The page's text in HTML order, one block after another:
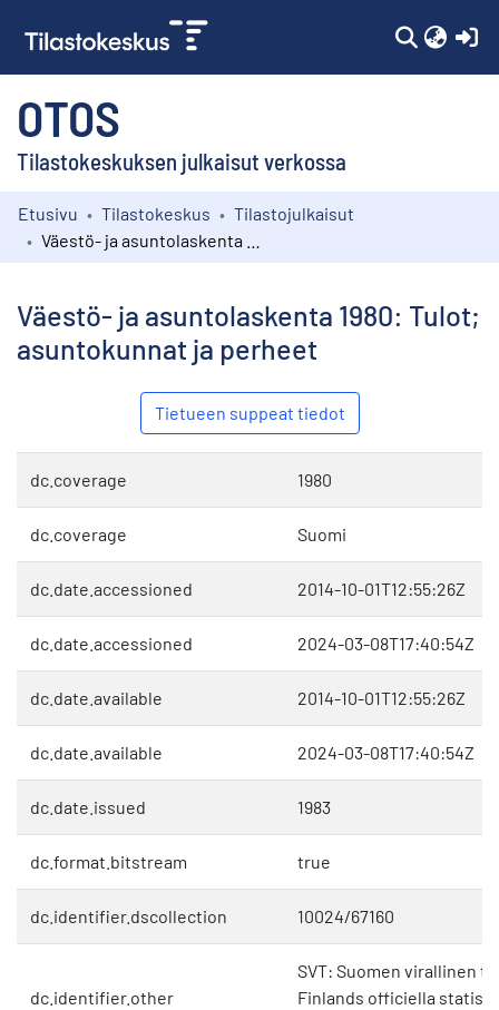
OTOS
Tilastokeskuksen julkaisut verkossa
Kokoelmat
Etusivu Tilastokeskus
Tilastojulkaisut
Väestö- ja asuntolaskenta 1980: Tulot;
asuntokunnat ja perheet
Tietueen suppeat tiedot
dc.coverage 1980
dc.coverage Suomi
dc.date.accessioned 2014-10-01T12:55:26Z
dc.date.accessioned 2024-03-08T17:40:54Z
dc.date.available 2014-10-01T12:55:26Z
dc.date.available 2024-03-08T17:40:54Z
dc.date.issued 1983
dc.format.bitstream true
dc.identifier.dscollection 10024/67160
dc.identifier.other
SVT: Suomen virallinen
Finlands officiella